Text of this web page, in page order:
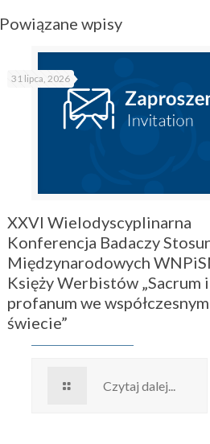
Powiązane wpisy
31 lipca, 2026
XXVI Wielodyscyplinarna
Konferencja Badaczy
Międzynarodowych
Księży Werbistów „Sacrum i
profanum we współczesnym
świecie”
Czytaj dalej...